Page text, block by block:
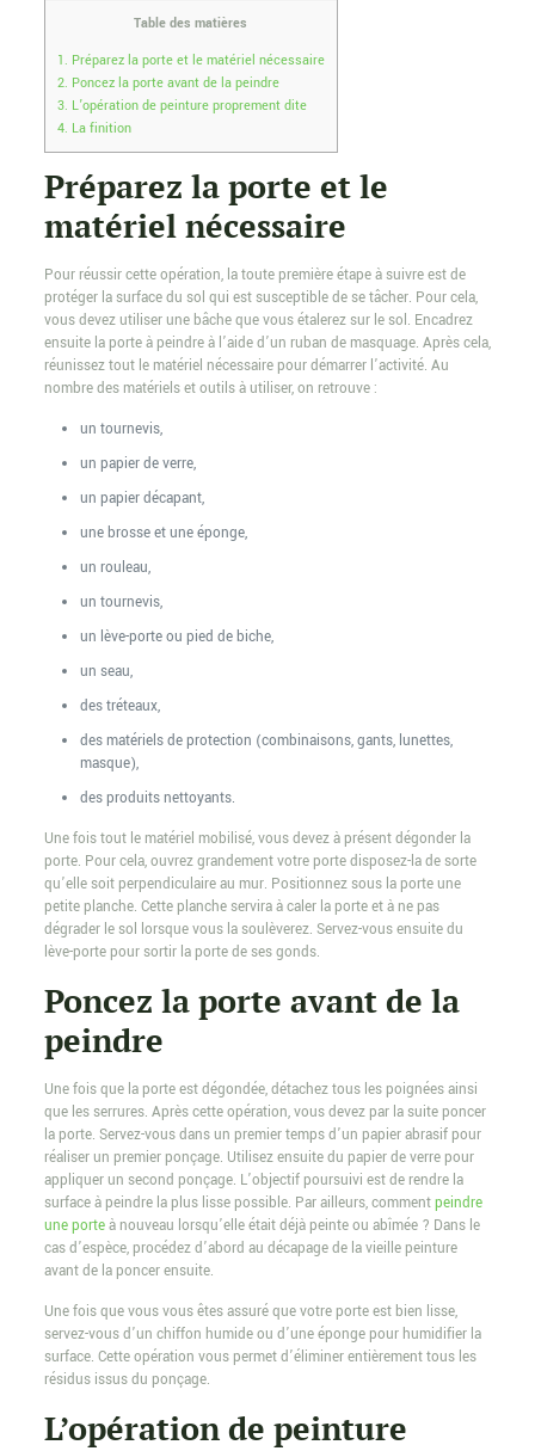
Table des matières
1. Préparez la porte et le matériel nécessaire
2. Poncez la porte avant de la peindre
3. L’opération de peinture proprement dite
4. La finition
Préparez la porte et le
matériel nécessaire
Pour réussir cette opération, la toute première étape à suivre est de
protéger la surface du sol qui est susceptible de se tâcher. Pour cela,
vous devez utiliser une bâche que vous étalerez sur le sol. Encadrez
ensuite la porte à peindre à l’aide d’un ruban de masquage. Après cela,
réunissez tout le matériel nécessaire pour démarrer l’activité. Au
nombre des matériels et outils à utiliser, on retrouve :
un tournevis,
un papier de verre,
un papier décapant,
une brosse et une éponge,
un rouleau,
un tournevis,
un lève-porte ou pied de biche,
un seau,
des tréteaux,
des matériels de protection (combinaisons, gants, lunettes,
masque),
des produits nettoyants.
Une fois tout le matériel mobilisé, vous devez à présent dégonder la
porte. Pour cela, ouvrez grandement votre porte disposez-la de sorte
qu’elle soit perpendiculaire au mur. Positionnez sous la porte une
petite planche. Cette planche servira à caler la porte et à ne pas
dégrader le sol lorsque vous la soulèverez. Servez-vous ensuite du
lève-porte pour sortir la porte de ses gonds.
Poncez la porte avant de la
peindre
Une fois que la porte est dégondée, détachez tous les poignées ainsi
que les serrures. Après cette opération, vous devez par la suite poncer
la porte. Servez-vous dans un premier temps d’un papier abrasif pour
réaliser un premier ponçage. Utilisez ensuite du papier de verre pour
appliquer un second ponçage. L’objectif poursuivi est de rendre la
surface à peindre la plus lisse possible. Par ailleurs, commentpeindre
une porteà nouveau lorsqu’elle était déjà peinte ou abîmée ? Dans le
cas d’espèce, procédez d’abord au décapage de la vieille peinture
avant de la poncer ensuite.
Une fois que vous vous êtes assuré que votre porte est bien lisse,
servez-vous d’un chiffon humide ou d’une éponge pour humidifier la
surface. Cette opération vous permet d’éliminer entièrement tous les
résidus issus du ponçage.
L’opération de peinture